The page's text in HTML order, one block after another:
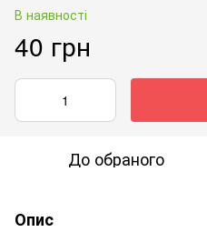
В наявності
40 грн
До обраного
Опис